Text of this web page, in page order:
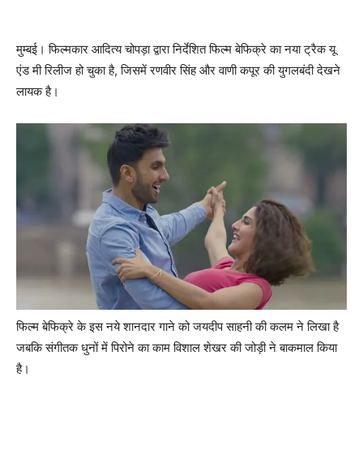
मुम्‍बई। फिल्‍मकार आदित्‍य चोपड़ा द्वारा निर्देशित फिल्‍म बेफिक्रे का नया ट्रैक यू
एंड मी रिलीज हो चुका है, जिसमें रणवीर सिंह और वाणी कपूर की युगलबंदी देखने
लायक है।
फिल्‍म बेफिक्रे के इस नये शानदार गाने को जयदीप साहनी की कलम ने लिखा है
जबकि संगीतक धुनों में पिरोने का काम विशाल शेखर की जोड़ी ने बाकमाल किया
है।